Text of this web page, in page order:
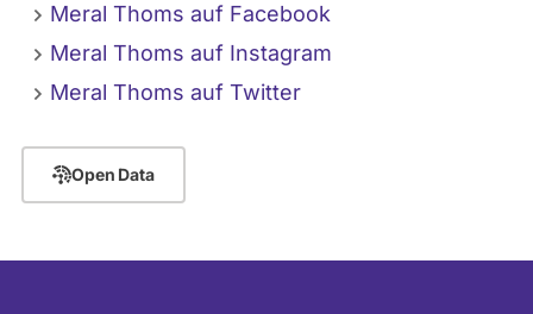
Meral Thoms auf Facebook
Meral Thoms auf Instagram
Meral Thoms auf Twitter
Open Data